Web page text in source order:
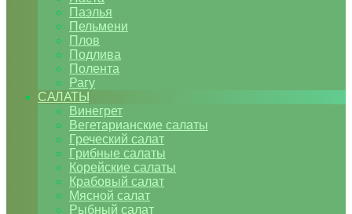
Паэлья
Пельмени
Плов
Подлива
Полента
Рагу
САЛАТЫ
Винегрет
Вегетарианские салаты
Греческий салат
Грибные салаты
Корейские салаты
Крабовый салат
Мясной салат
Рыбный салат